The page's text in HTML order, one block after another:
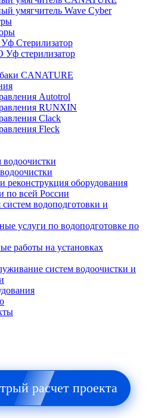
умягчитель Wave Cyber
Стерилизатор
Уф стерилизатор
CANATURE
Autotrol
RUNXIN
Clack
Fleck
реконструкция оборудования
по всей России
водоподготовки и
услуги по водоподготовке по
работы на установках
систем водоочистки и
расчет проекта